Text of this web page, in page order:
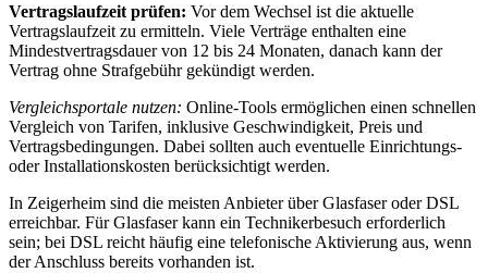
Vertragslaufzeit prüfen: Vor dem Wechsel ist die aktuelle
Vertragslaufzeit zu ermitteln. Viele Verträge enthalten eine
Mindestvertragsdauer von 12 bis 24 Monaten, danach kann der
Vertrag ohne Strafgebühr gekündigt werden.
Vergleichsportale nutzen: Online‑Tools ermöglichen einen schnellen
Vergleich von Tarifen, inklusive Geschwindigkeit, Preis und
Vertragsbedingungen. Dabei sollten auch eventuelle Einrichtungs-
oder Installationskosten berücksichtigt werden.
In Zeigerheim sind die meisten Anbieter über Glasfaser oder DSL
erreichbar. Für Glasfaser kann ein Technikerbesuch erforderlich
sein; bei DSL reicht häufig eine telefonische Aktivierung aus, wenn
der Anschluss bereits vorhanden ist.